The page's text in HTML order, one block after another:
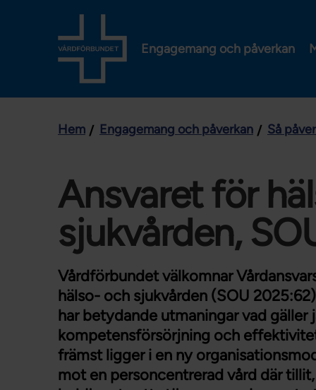
Engagemang och påverkan
Hem Engagemang och påverkan Så
Ansvaret för
sjukvården,
Vårdförbundet välkomnar
hälso- och sjukvården (SOU
har betydande utmaningar vad
kompetensförsörjning och
främst ligger i en ny
mot en personcentrerad vård där